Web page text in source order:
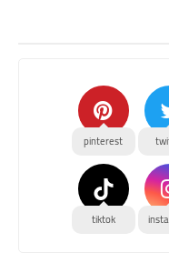
pinterest
tiktok